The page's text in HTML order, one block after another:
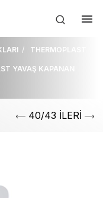
THERMOPLAST
YAVAŞ KAPANAN
40/43 İLERİ